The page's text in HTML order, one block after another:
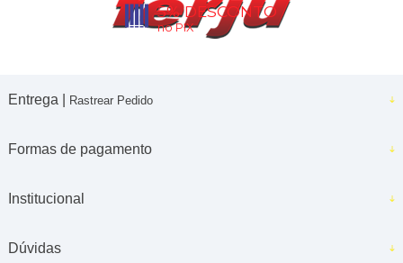
5% DESCONTO
no PIX
Entrega | Rastrear Pedido
Formas de pagamento
Institucional
Dúvidas